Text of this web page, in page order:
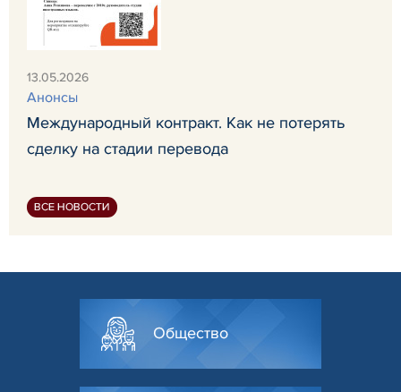
13.05.2026
Анонсы
Международный контракт. Как не потерять
сделку на стадии перевода
ВСЕ НОВОСТИ
Общество